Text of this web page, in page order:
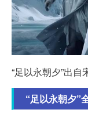
“足以永朝夕”出
“足以永朝夕”